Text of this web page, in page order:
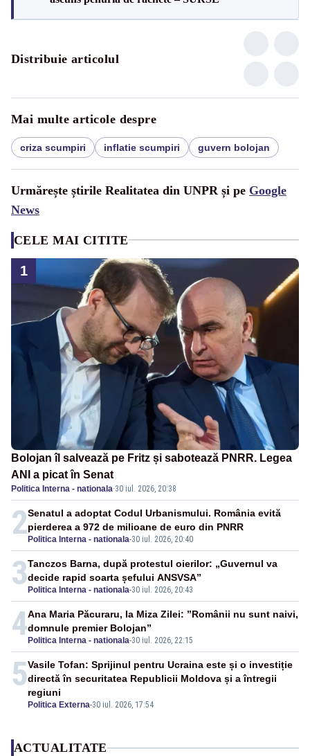
Distribuie articolul
Mai multe articole despre
criza scumpiri inflatie scumpiri guvern bolojan
Urmărește știrile Realitatea din UNPR și pe Google
News
CELE MAI CITITE
1
Bolojan îl salvează pe Fritz și sabotează PNRR. Legea
ANI a picat în Senat
Politica Interna - nationala·30 iul. 2026, 20:38
2 Politica Interna - nationala-30 iul. 2026, 20:40
Senatul a adoptat Codul Urbanismului. România evită
pierderea a 972 de milioane de euro din PNRR
3 Politica Interna - nationala-30 iul. 2026, 20:43
Tanczos Barna, după protestul oierilor: „Guvernul va
decide rapid soarta șefului ANSVSA”
4 Politica Interna - nationala-30 iul. 2026, 22:15
Ana Maria Păcuraru, la Miza Zilei: ”Românii nu sunt naivi,
domnule premier Bolojan”
5
Politica Externa-30 iul. 2026, 17:54
Vasile Tofan: Sprijinul pentru Ucraina este și o investiție
directă în securitatea Republicii Moldova și a întregii
regiuni
ACTUALITATE